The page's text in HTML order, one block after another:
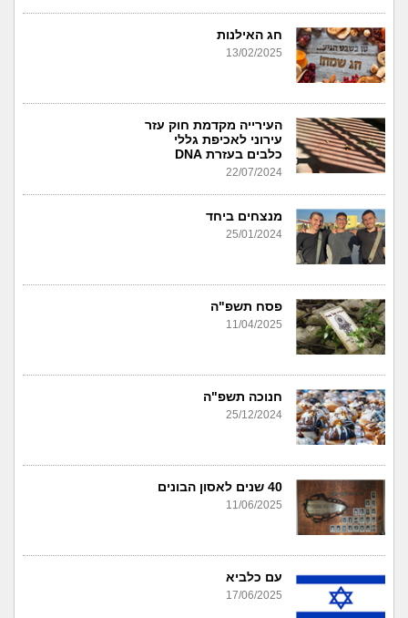
חג האילנות
13/02/2025
העירייה מקדמת חוק עזר
עירוני לאכיפת גללי
כלבים בעזרת DNA
22/07/2024
מנצחים ביחד
25/01/2024
פסח תשפ"ה
11/04/2025
חנוכה תשפ"ה
25/12/2024
40 שנים לאסון הבונים
11/06/2025
עם כלביא
17/06/2025